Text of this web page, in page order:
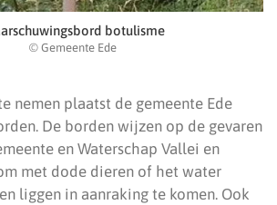
botulisme
© Gemeente Ede
nemen plaatst de gemeente Ede
De borden wijzen op de gevaren
en Waterschap Vallei en
met dode dieren of het water
liggen in aanraking te komen. Ook